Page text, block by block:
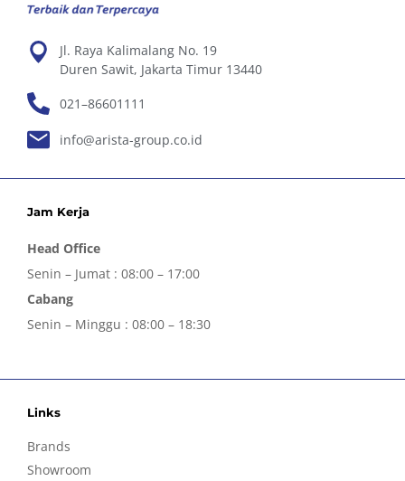
Jl. Raya Kalimalang No. 19
Duren Sawit, Jakarta Timur 13440
021–86601111
info@arista-group.co.id
Jam Kerja
Head Office
Senin – Jumat : 08:00 – 17:00
Cabang
Senin – Minggu : 08:00 – 18:30
Links
Brands
Showroom